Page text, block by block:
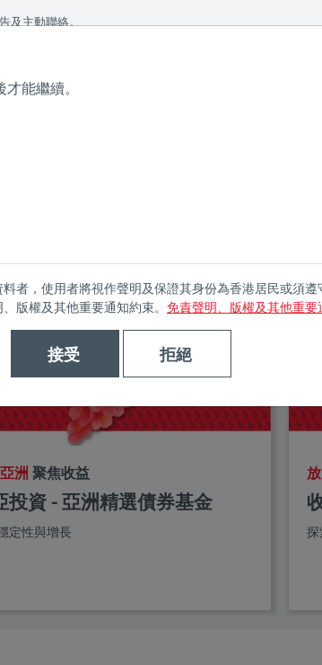
及主動聯絡。
洲 聚焦收益
投資 - 亞洲精選債券基金
定性與增長
能繼續。
者，使用者將視作聲明及保證其身份為香港居民或須
版權及其他重要通知約束。 免責聲明、版權及其他重要
接受 拒絕
privacy very seriously. Please see our